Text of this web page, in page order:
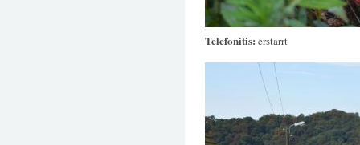
Telefonitis: erstarrt